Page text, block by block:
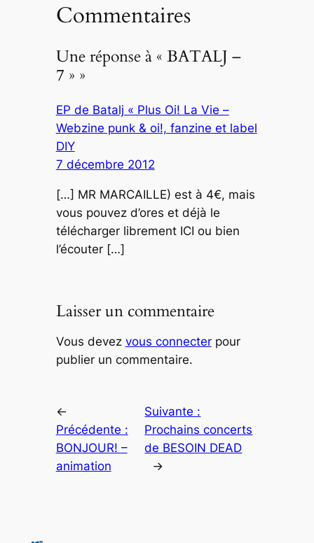
Commentaires
Une réponse à « BATALJ –
7 » »
EP de Batalj « Plus Oi! La Vie –
Webzine punk & oi!, fanzine et label
DIY
7 décembre 2012
[…] MR MARCAILLE) est à 4€, mais
vous pouvez d’ores et déjà le
télécharger librement ICI ou bien
l’écouter […]
Laisser un commentaire
Vous devez vous connecterpour
publier un commentaire.
←
Précédente :
BONJOUR! –
animation
Suivante :
Prochains concerts
de BESOIN DEAD
→